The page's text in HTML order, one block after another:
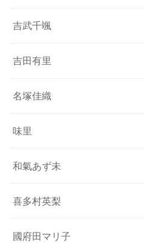
吉武千颯
吉田有里
名塚佳織
味里
和氣あず未
喜多村英梨
國府田マリ子